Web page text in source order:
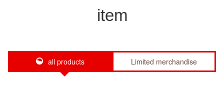
item
all products Limited merchandise